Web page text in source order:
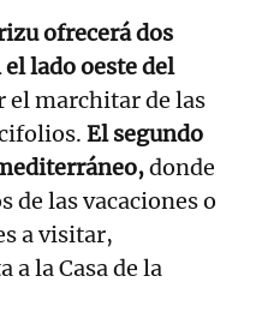
ofrecerá dos
lado oeste del
el marchitar de las
El segundo
donde
de las vacaciones o
a visitar,
la Casa de la